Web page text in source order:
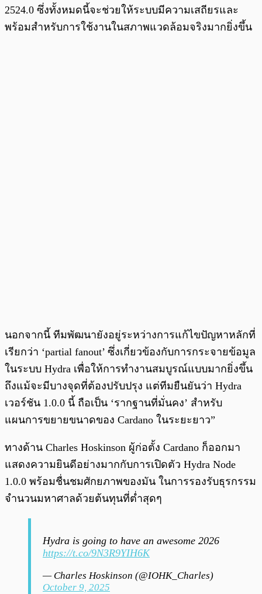
2524.0 ซึ่งทั้งหมดนี้จะช่วยให้ระบบมีความเสถียรและ
พร้อมสำหรับการใช้งานในสภาพแวดล้อมจริงมากยิ่งขึ้น
นอกจากนี้ ทีมพัฒนายังอยู่ระหว่างการแก้ไขปัญหาหลักที่
เรียกว่า ‘partial fanout’ ซึ่งเกี่ยวข้องกับการกระจายข้อมูล
ในระบบ Hydra เพื่อให้การทำงานสมบูรณ์แบบมากยิ่งขึ้น
ถึงแม้จะมีบางจุดที่ต้องปรับปรุง แต่ทีมยืนยันว่า Hydra
เวอร์ชัน 1.0.0 นี้ ถือเป็น ‘รากฐานที่มั่นคง’ สำหรับ
แผนการขยายขนาดของ Cardano ในระยะยาว”
ทางด้าน Charles Hoskinson ผู้ก่อตั้ง Cardano ก็ออกมา
แสดงความยินดีอย่างมากกับการเปิดตัว Hydra Node
1.0.0 พร้อมชื่นชมศักยภาพของมัน ในการรองรับธุรกรรม
จำนวนมหาศาลด้วยต้นทุนที่ต่ำสุดๆ
Hydra is going to have an awesome 2026
https://t.co/9N3R9YIH6K
— Charles Hoskinson (@IOHK_Charles)
October 9, 2025